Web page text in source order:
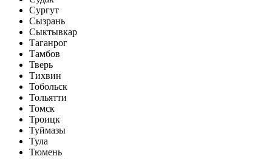
Сургут
Сызрань
Сыктывкар
Таганрог
Тамбов
Тверь
Тихвин
Тобольск
Тольятти
Томск
Троицк
Туймазы
Тула
Тюмень